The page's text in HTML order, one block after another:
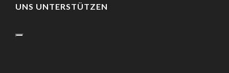
UNS UNTERSTÜTZEN